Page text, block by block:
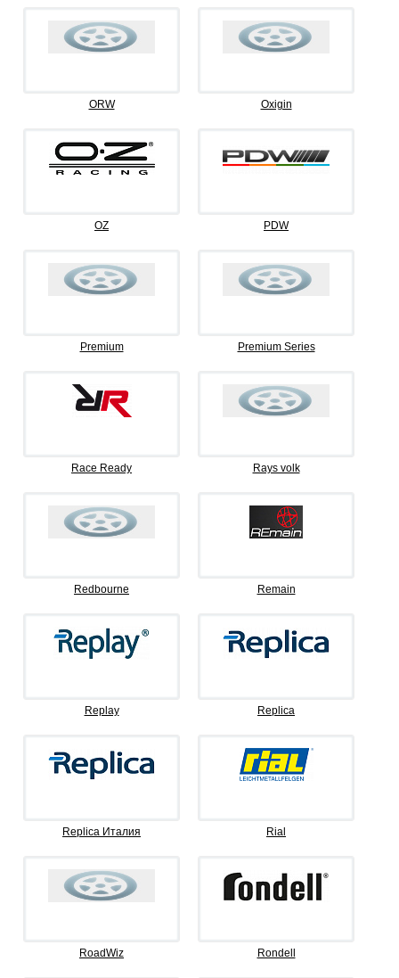
ORW Oxigin
OZ PDW
Premium Premium Series
Race Ready Rays volk
Redbourne Remain
Replay Replica
Replica Италия Rial
RoadWiz Rondell